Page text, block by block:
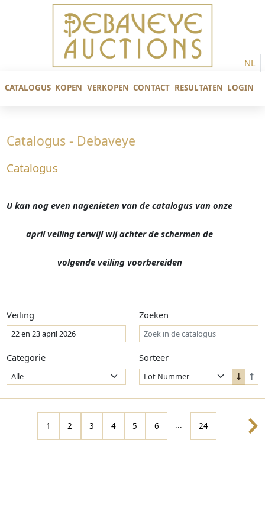
NL
CATALOGUS KOPEN VERKOPEN CONTACT RESULTATEN LOGIN
Catalogus - Debaveye
Catalogus
U kan nog even nagenieten van de catalogus van onze
april veiling terwijl wij achter de schermen de
volgende veiling voorbereiden
Veiling Zoeken
Categorie
Sorteer
Sort
Down
Up
1 2 3 4 5 6 ... 24